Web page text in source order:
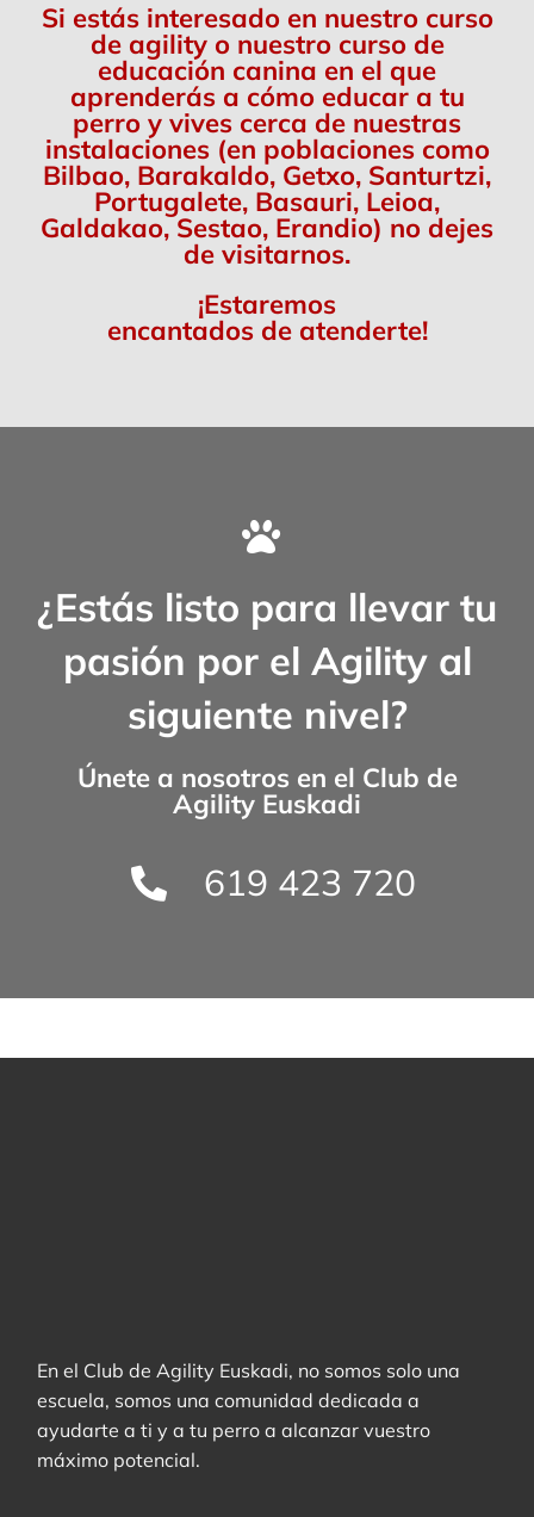
Si estás interesado en nuestro curso
de agility o nuestro curso de
educación canina en el que
aprenderás a cómo educar a tu
perro y vives cerca de nuestras
instalaciones (en poblaciones como
Bilbao, Barakaldo, Getxo, Santurtzi,
Portugalete, Basauri, Leioa,
Galdakao, Sestao, Erandio) no dejes
de visitarnos.
¡Estaremos
encantados de atenderte!
¿Estás listo para llevar tu
pasión por el Agility al
siguiente nivel?
Únete a nosotros en el Club de
Agility Euskadi
619 423 720
En el Club de Agility Euskadi, no somos solo una
escuela, somos una comunidad dedicada a
ayudarte a ti y a tu perro a alcanzar vuestro
máximo potencial.